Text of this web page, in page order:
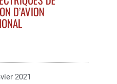
D’AVION
2021